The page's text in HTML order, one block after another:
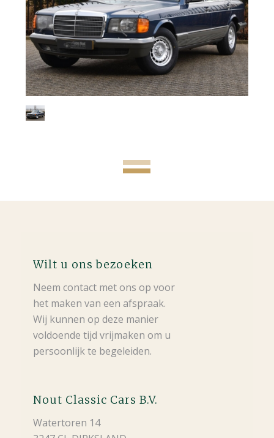
Wilt u ons bezoeken
Neem contact met ons op voor
het maken van een afspraak.
Wij kunnen op deze manier
voldoende tijd vrijmaken om u
persoonlijk te begeleiden.
Nout Classic Cars B.V.
Watertoren 14